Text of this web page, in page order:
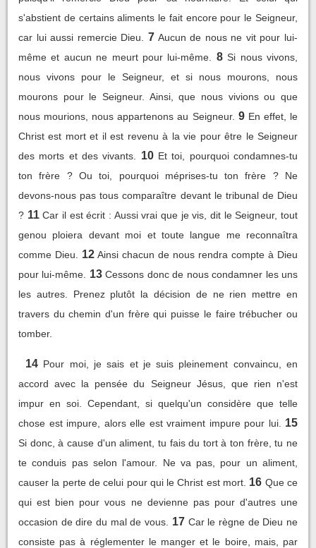
s'abstient de certains aliments le fait encore pour le Seigneur,
car lui aussi remercie Dieu.
7 Aucun de nous ne vit pour lui-
même et aucun ne meurt pour lui-même.
8 Si nous vivons,
nous vivons pour le Seigneur, et si nous mourons, nous
mourons pour le Seigneur. Ainsi, que nous vivions ou que
nous mourions, nous appartenons au Seigneur. 9 En effet, le
Christ est mort et il est revenu à la vie pour être le Seigneur
des morts et des vivants.
10 Et toi, pourquoi condamnes-tu
ton frère ? Ou toi, pourquoi méprises-tu ton frère ? Ne
devons-nous pas tous comparaître devant le tribunal de Dieu
? 11 Car il est écrit : Aussi vrai que je vis, dit le Seigneur, tout
genou ploiera devant moi et toute langue me reconnaîtra
comme Dieu.
12 Ainsi chacun de nous rendra compte à Dieu
pour lui-même.
13 Cessons donc de nous condamner les uns
les autres. Prenez plutôt la décision de ne rien mettre en
travers du chemin d'un frère qui puisse le faire trébucher ou
tomber.
14 Pour moi, je sais et je suis pleinement convaincu, en
accord avec la pensée du Seigneur Jésus, que rien n'est
impur en soi. Cependant, si quelqu'un considère que telle
chose est impure, alors elle est vraiment impure pour lui.
15
Si donc, à cause d'un aliment, tu fais du tort à ton frère, tu ne
te conduis pas selon l'amour. Ne va pas, pour un aliment,
causer la perte de celui pour qui le Christ est mort. 16 Que ce
qui est bien pour vous ne devienne pas pour d'autres une
occasion de dire du mal de vous.
17 Car le règne de Dieu ne
consiste pas à réglementer le manger et le boire, mais, par